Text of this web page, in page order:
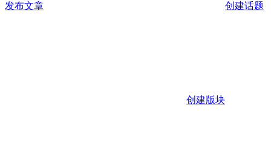
发布文章 创建话题
创建版块